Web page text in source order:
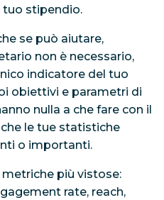
stipendio.
se può aiutare,
non è necessario,
indicatore del tuo
obiettivi e parametri di
nulla a che fare con il
le tue statistiche
o importanti.
più vistose:
rate, reach,